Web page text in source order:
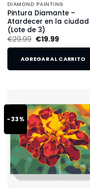
DIAMOND PAINTING
Pintura Diamante –
Atardecer en la ciudad
(Lote de 3)
€29.99 €19.99
AGREGAR AL CARRITO
-33%